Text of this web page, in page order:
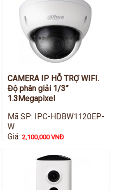
CAMERA IP HỖ TRỢ WIFI.
Độ phân giải 1/3”
1.3Megapixel
Mã SP: IPC-HDBW1120EP-
W
Giá: 2,100,000 VNĐ